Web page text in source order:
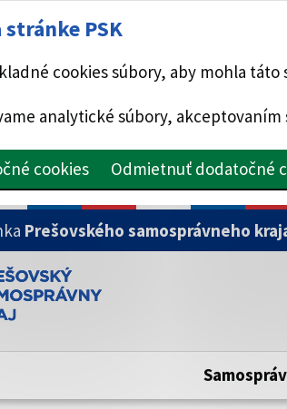
stránke PSK
cookies súbory, aby mohla
analytické súbory,
cookies Odmietnuť dodatočné
Prešovského samosprávneho
je oficiálna
webová stránka Prešovského